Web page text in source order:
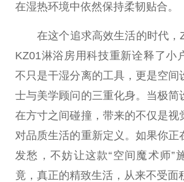
在湿热环境中依然保持柔韧贴合。
在这个追求高效生活的时代，
KZ01淋浴房用科技重新诠释了小
不只是干湿分离的工具，更是空间
士与美学顾问的三重化身。当极简
在方寸之间碰撞，带来的不仅是视
对品质生活的重新定义。如果你正
发愁，不妨让这款“空间魔术师
竟，真正的精致生活，从来不受面